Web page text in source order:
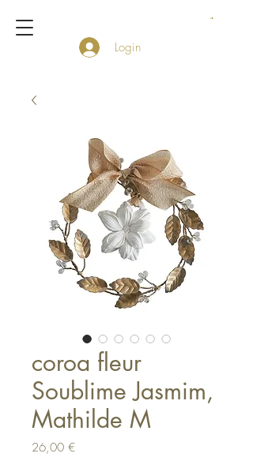
Login
coroa fleur
Soublime Jasmim,
Mathilde M
26,00 €Preço